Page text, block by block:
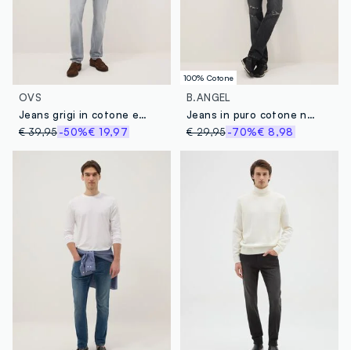
OVS
Jeans grigi in cotone elasticizzato slim fit
€ 39,95-50%€ 19,97
100% Cotone
B.ANGEL
Jeans in puro cotone nero slim fit distressed
€ 29,95 -70%€ 8,98